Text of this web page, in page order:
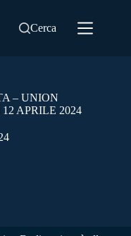
Cerca
– UNION
APRILE 2024